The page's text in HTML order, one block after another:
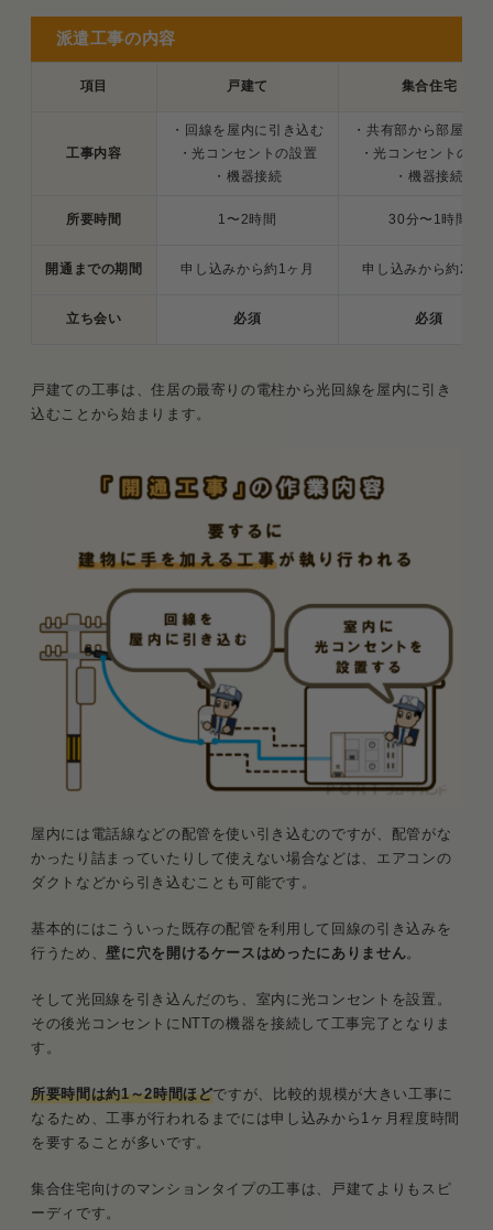
項目 戸建て 集合住宅
工事内容
・回線を屋内に引き込む
・光コンセントの設置
・機器接続
・共有部から部屋へ
・光コンセントの設
・機器接続
所要時間 1〜2時間 30分〜1時間
開通までの期間 申し込みから約1ヶ月 申し込みから約2週
立ち会い 必須 必須
派遣工事の内容
戸建ての工事は、住居の最寄りの電柱から光回線を屋内に引き
込むことから始まります。
屋内には電話線などの配管を使い引き込むのですが、配管がな
かったり詰まっていたりして使えない場合などは、エアコンの
ダクトなどから引き込むことも可能です。
基本的にはこういった既存の配管を利用して回線の引き込みを
行うため、壁に穴を開けるケースはめったにありません。
そして光回線を引き込んだのち、室内に光コンセントを設置。
その後光コンセントにNTTの機器を接続して工事完了となりま
す。
所要時間は約1～2時間ほどですが、比較的規模が大きい工事に
なるため、工事が行われるまでには申し込みから1ヶ月程度時間
を要することが多いです。
集合住宅向けのマンションタイプの工事は、戸建てよりもスピ
ーディです。